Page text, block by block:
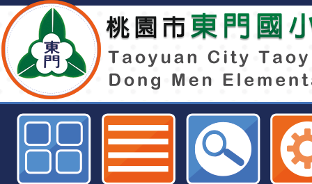
本市「114學年度國民中小學原住
營活動實施計畫」-桃園市東門國